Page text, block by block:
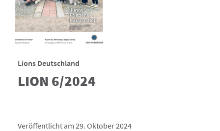
Lions Deutschland
LION 6/2024
Veröffentlicht am 29. Oktober 2024